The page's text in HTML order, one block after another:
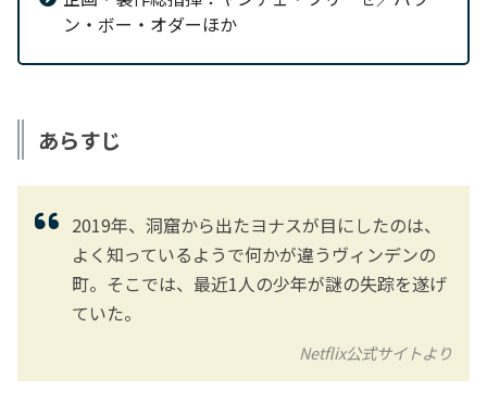
ン・ボー・オダーほか
あらすじ
2019年、洞窟から出たヨナスが目にしたのは、
よく知っているようで何かが違うヴィンデンの
町。そこでは、最近1人の少年が謎の失踪を遂げ
ていた。
Netflix公式サイトより